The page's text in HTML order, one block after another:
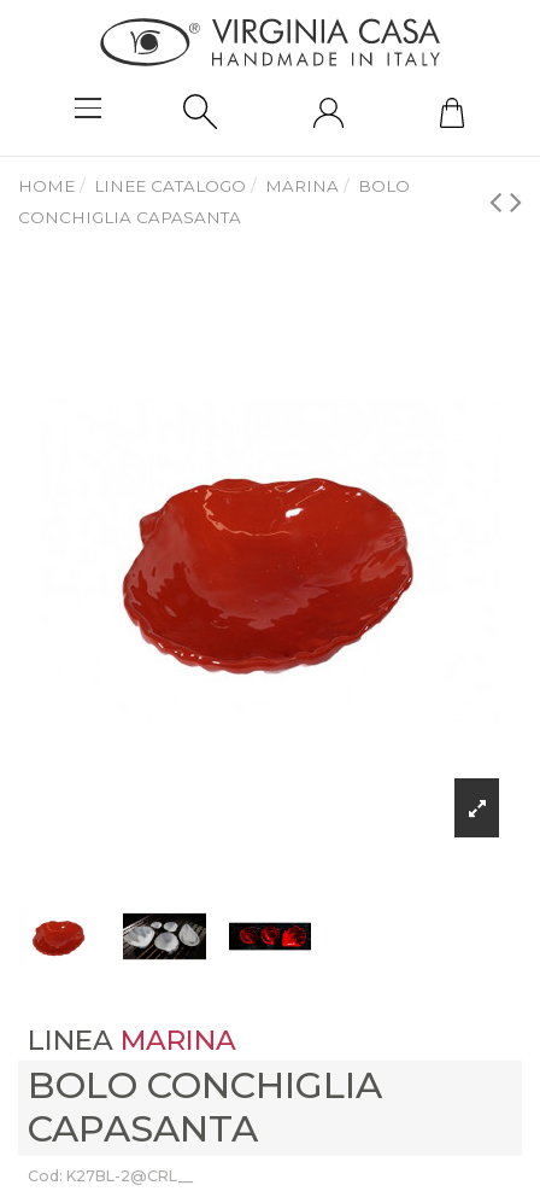
HOME LINEE CATALOGO MARINA
BOLO
CONCHIGLIA CAPASANTA
LINEA MARINA
BOLO CONCHIGLIA
CAPASANTA
Cod: K27BL-2@CRL__